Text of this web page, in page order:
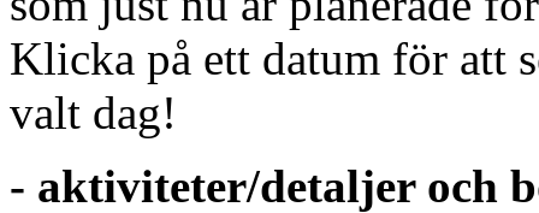
Klicka på ett datum för att
valt dag!
- aktiviteter/detaljer och